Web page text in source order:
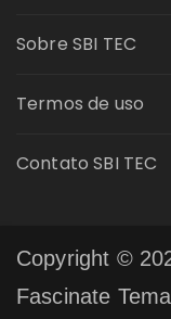
Sobre SBI TEC
Termos de uso
Contato SBI TEC
Copyright ©
Fascinate